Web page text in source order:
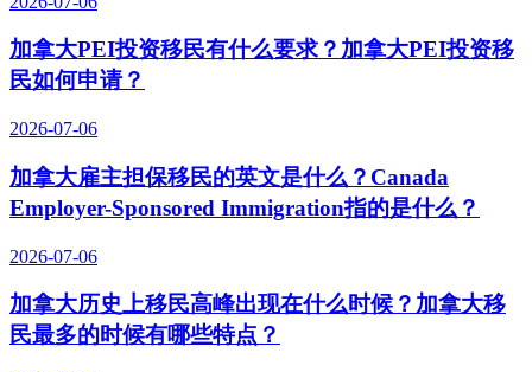
加拿大PEI投资移民有什么要求？加拿大PEI投资移
民如何申请？
2026-07-06
加拿大雇主担保移民的英文是什么？Canada
Employer-Sponsored Immigration指的是什么？
2026-07-06
加拿大历史上移民高峰出现在什么时候？加拿大移
民最多的时候有哪些特点？